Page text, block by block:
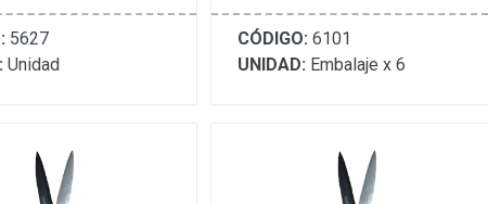
5627
Unidad
CÓDIGO: 6101
UNIDAD: Embalaje x 6